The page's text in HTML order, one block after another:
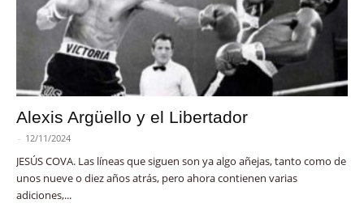
Alexis Argüello y el Libertador
- 12/11/2024
JESÚS COVA. Las líneas que siguen son ya algo añejas, tanto como de
unos nueve o diez años atrás, pero ahora contienen varias
adiciones,...